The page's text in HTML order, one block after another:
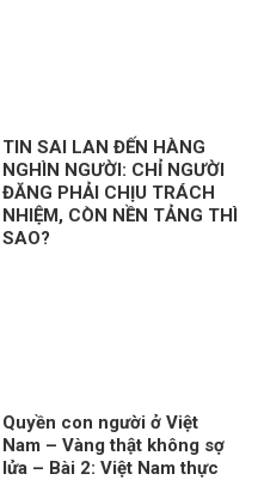
TIN SAI LAN ĐẾN HÀNG
NGHÌN NGƯỜI: CHỈ NGƯỜI
ĐĂNG PHẢI CHỊU TRÁCH
NHIỆM, CÒN NỀN TẢNG THÌ
SAO?
Quyền con người ở Việt
Nam – Vàng thật không sợ
lửa – Bài 2: Việt Nam thực